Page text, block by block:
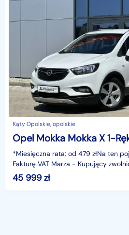
Kąty Opolskie, opolskie
*Miesięczna rata: od 479 złNa ten
Fakturę VAT Marża - Kupujący
skarbowych.Gwarancja: 6
od 1 w
45 999 zł